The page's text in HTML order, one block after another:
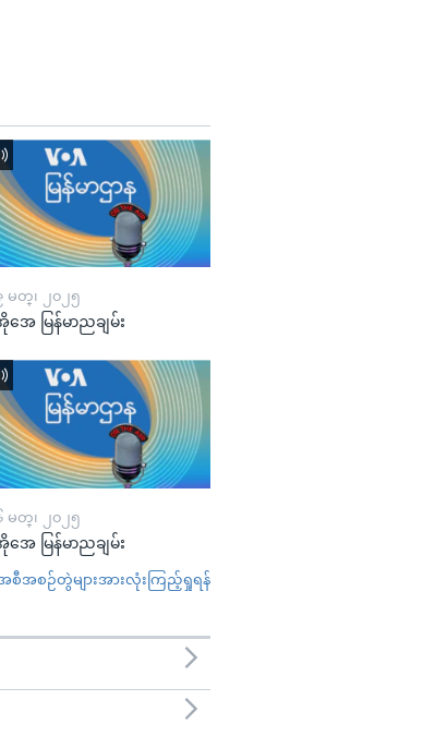
မတ္၊ ၂၀၂၅
အေ မြန်မာညချမ်း
မတ္၊ ၂၀၂၅
အေ မြန်မာညချမ်း
စီအစဉ်တွဲများအားလုံးကြည့်ရှုရန်